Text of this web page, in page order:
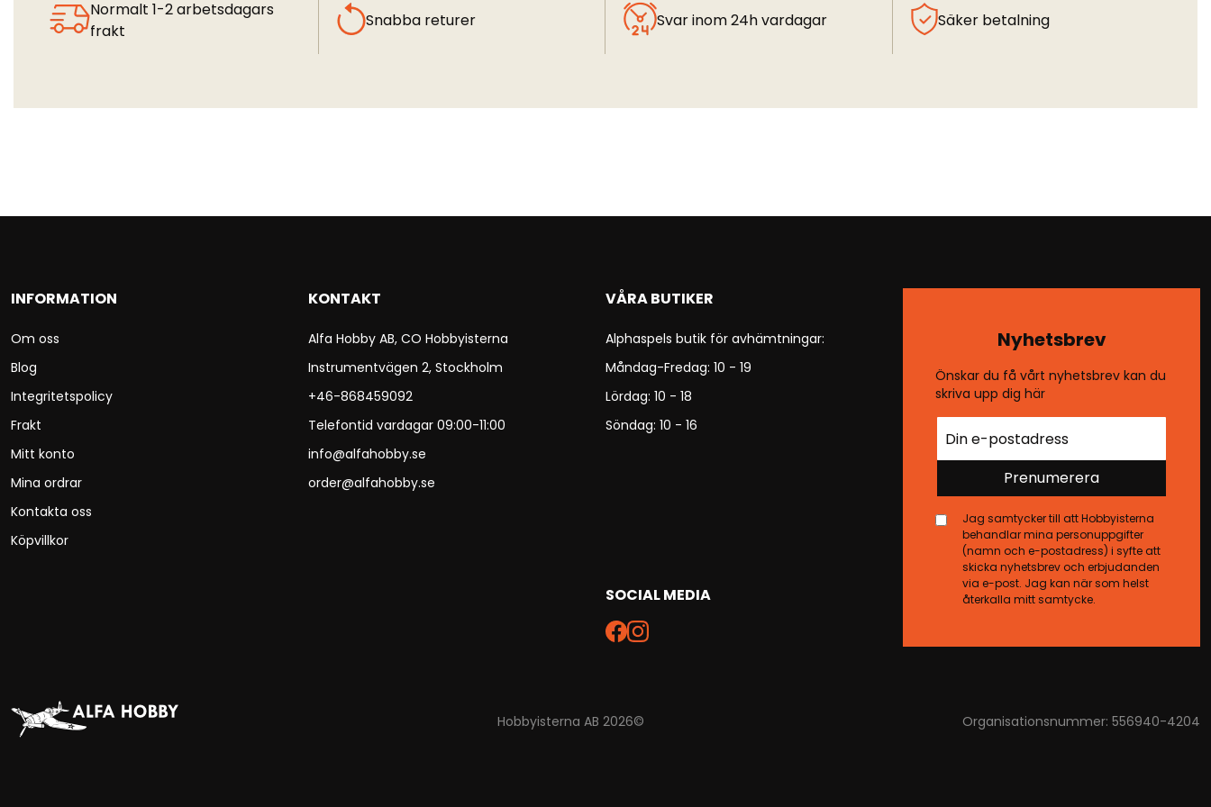
Normalt 1-2 arbetsdagars
frakt
Snabba returer Svar inom 24h vardagar Säker betalning
INFORMATION
Om oss
Blog
Integritetspolicy
Frakt
Mitt konto
Mina ordrar
Kontakta oss
Köpvillkor
KONTAKT
Alfa Hobby AB, CO Hobbyisterna
Instrumentvägen 2, Stockholm
+46-868459092
Telefontid vardagar 09:00-11:00
info@alfahobby.se
order@alfahobby.se
VÅRA BUTIKER
Alphaspels butik för avhämtningar:
Måndag-Fredag: 10 - 19
Lördag: 10 - 18
Söndag: 10 - 16
SOCIAL MEDIA
Nyhetsbrev
Önskar du få vårt nyhetsbrev kan du
skriva upp dig här
Prenumerera
Jag samtycker till att Hobbyisterna
behandlar mina personuppgifter
(namn och e-postadress) i syfte att
skicka nyhetsbrev och erbjudanden
via e-post. Jag kan när som helst
återkalla mitt samtycke.
Hobbyisterna AB 2026© Organisationsnummer: 556940-4204